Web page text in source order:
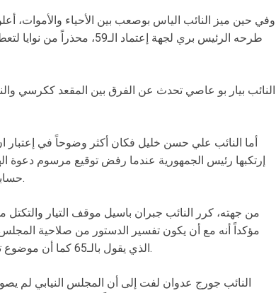
وفي حين ميز النائب الياس بوصعب بين الأحياء والأموات، أعلن
طرحه الرئيس بري لجهة إعتماد
النائب بيار بو عاصي تحدث عن الفرق بين المقعد ككرسي
أما النائب علي حسن خليل فكان أكثر وضوحاً في إعتبار
إرتكبها رئيس الجمهورية عندما رفض توقيع مرسوم دعوة
حساباته وإعتباراته وليس مكانها هنا الآن ولها نقاش آخر.
من جهته، كرر النائب جبران باسيل موقف التيار
مؤكداً أنه مع أن يكون تفسير الدستور من صلاحية
الذي يقول بالـ65 كما أن موضوع تفسير وتعديل الدستور له آلياته التي يجب التنبه لها.